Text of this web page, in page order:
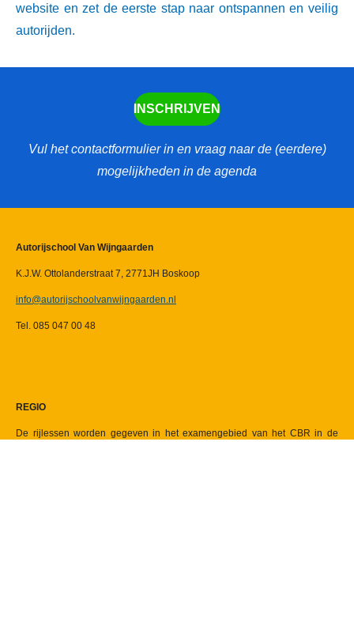
website en zet de eerste stap naar ontspannen en veilig
autorijden.
INSCHRIJVEN
Vul het contactformulier in en vraag naar de (eerdere)
mogelijkheden in de agenda
Autorijschool Van Wijngaarden
K.J.W. Ottolanderstraat 7, 2771JH Boskoop
info@autorijschoolvanwijngaarden.nl
Tel. 085 047 00 48
REGIO
De rijlessen worden gegeven in het examengebied van het CBR in de